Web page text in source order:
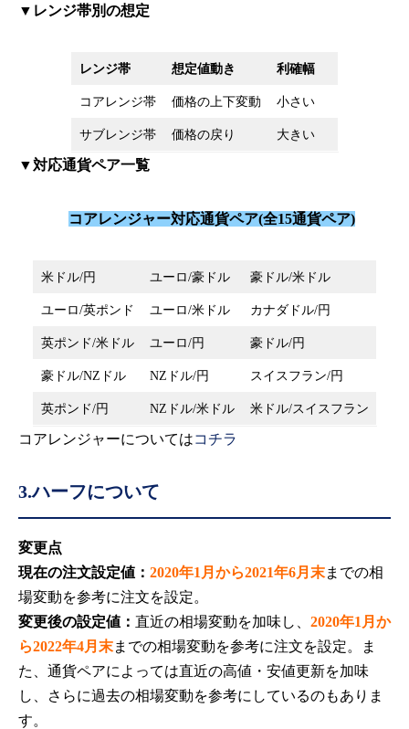
▼レンジ帯別の想定
レンジ帯 想定値動き 利確幅
コアレンジ帯 価格の上下変動 小さい
サブレンジ帯 価格の戻り 大きい
▼対応通貨ペア一覧
コアレンジャー対応通貨ペア(全15通貨ペア)
米ドル/円 ユーロ/豪ドル 豪ドル/米ドル
ユーロ/英ポンド ユーロ/米ドル カナダドル/円
英ポンド/米ドル ユーロ/円 豪ドル/円
豪ドル/NZドル NZドル/円 スイスフラン/円
英ポンド/円 NZドル/米ドル 米ドル/スイスフラン
コアレンジャーについてはコチラ
3.ハーフについて
変更点
現在の注文設定値： 2020年1月から2021年6月末までの相
場変動を参考に注文を設定。
変更後の設定値： 直近の相場変動を加味し、 2020年1月か
ら2022年4月末までの相場変動を参考に注文を設定。ま
た、通貨ペアによっては直近の高値・安値更新を加味
し、さらに過去の相場変動を参考にしているのもありま
す。